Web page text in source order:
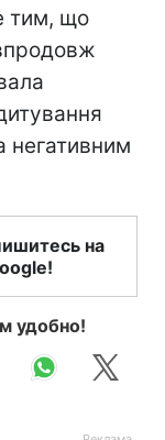
тим, що
негативним
на
удобно!